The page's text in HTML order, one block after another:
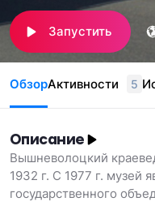
Запустить
ОбзорАктивности 5
Описание
Вышневолоцкий
1932 г. С 1977 г. музей
государственного